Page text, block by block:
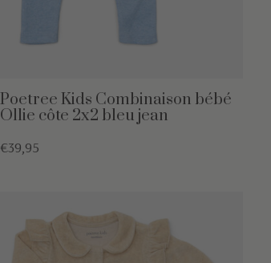
Poetree Kids Combinaison bébé
Ollie côte 2x2 bleu jean
€39,95